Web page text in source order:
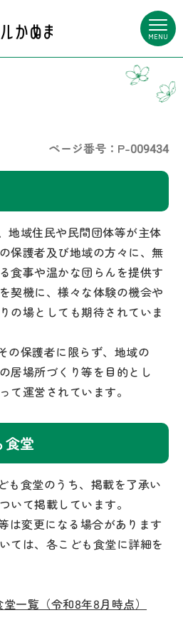
MENU
ページ番号：P-009434
地域住民や民間団体等が主体
保護者及び地域の方々に、無
食事や温かな団らんを提供す
契機に、様々な体験の機会や
の場としても期待されていま
の保護者に限らず、地域の
居場所づくり等を目的とし
て運営されています。
食堂
も食堂のうち、掲載を了承い
いて掲載しています。
変更になる場合があります
ては、各こども食堂に詳細を
一覧（令和8年8月時点）